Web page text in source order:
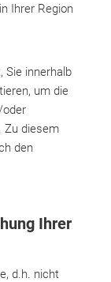
Ihrer Region
Sie innerhalb
um die
oder
Zu diesem
den
Ihrer
d.h. nicht